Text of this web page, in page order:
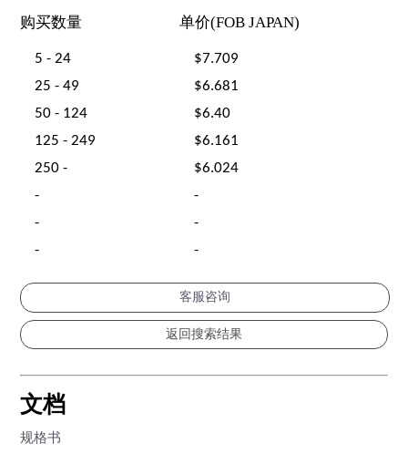
购买数量 单价(FOB JAPAN)
5 - 24
$7.709
25 - 49
$6.681
50 - 124
$6.40
125 - 249
$6.161
250 -
$6.024
-
-
-
-
-
-
客服咨询
文档
规格书